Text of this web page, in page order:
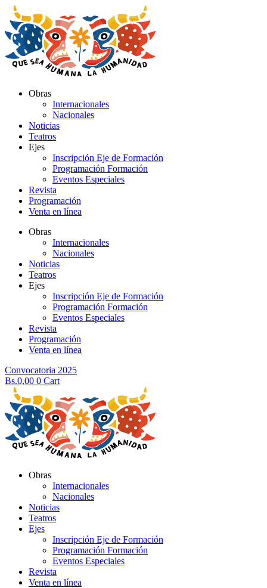
al
contenido
Obras
Internacionales
Nacionales
Noticias
Teatros
Ejes
Inscripción Eje de Formación
Programación Formación
Eventos Especiales
Revista
Programación
Venta en línea
Obras
Internacionales
Nacionales
Noticias
Teatros
Ejes
Inscripción Eje de Formación
Programación Formación
Eventos Especiales
Revista
Programación
Venta en línea
Convocatoria 2025
Bs.0,00 0 Cart
Obras
Internacionales
Nacionales
Noticias
Teatros
Ejes
Inscripción Eje de Formación
Programación Formación
Eventos Especiales
Revista
Venta en línea